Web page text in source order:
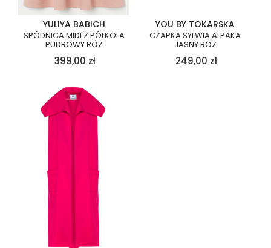
YULIYA BABICH
SPÓDNICA MIDI Z PÓŁKOLA
PUDROWY RÓŻ
399,00 zł
YOU BY TOKARSKA
CZAPKA SYLWIA ALPAKA
JASNY RÓŻ
249,00 zł